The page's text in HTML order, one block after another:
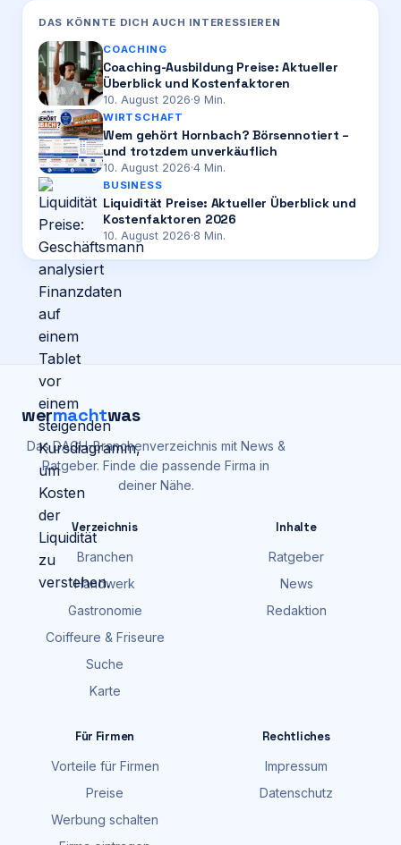
DAS KÖNNTE DICH AUCH INTERESSIEREN
COACHING
Coaching-Ausbildung Preise: Aktueller
Überblick und Kostenfaktoren
10. August 2026·9 Min.
WIRTSCHAFT
Wem gehört Hornbach? Börsennotiert –
und trotzdem unverkäuflich
10. August 2026·4 Min.
BUSINESS
Liquidität Preise: Aktueller Überblick und
Kostenfaktoren 2026
10. August 2026·8 Min.
wermachtwas
Das DACH-Branchenverzeichnis mit News &
Ratgeber. Finde die passende Firma in
deiner Nähe.
Verzeichnis
Branchen
Handwerk
Gastronomie
Coiffeure & Friseure
Suche
Karte
Inhalte
Ratgeber
News
Redaktion
Für Firmen
Vorteile für Firmen
Preise
Werbung schalten
Rechtliches
Impressum
Datenschutz